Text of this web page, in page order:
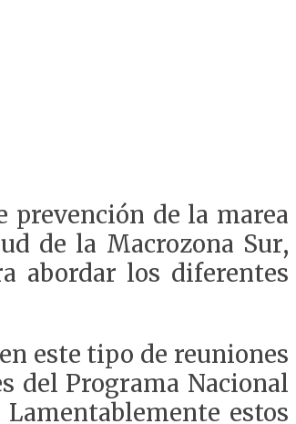
prevención de la marea
de la Macrozona Sur,
abordar los diferentes
este tipo de reuniones
del Programa Nacional
estos